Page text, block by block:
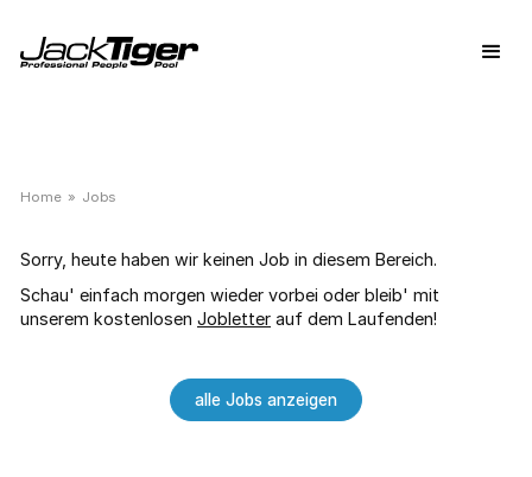
Home » Jobs
Sorry, heute haben wir keinen Job in diesem Bereich.
Schau' einfach morgen wieder vorbei oder bleib' mit
unserem kostenlosen Jobletter auf dem Laufenden!
alle Jobs anzeigen